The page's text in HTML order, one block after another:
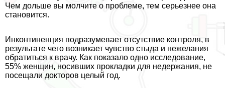
Чем дольше вы молчите о проблеме, тем серьезнее она
становится.
Инконтиненция подразумевает отсутствие контроля, в
результате чего возникает чувство стыда и нежелания
обратиться к врачу. Как показало одно исследование,
55% женщин, носивших прокладки для недержания, не
посещали докторов целый год.